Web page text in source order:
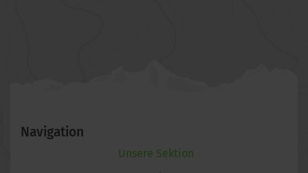
Navigation
Unsere Sektion